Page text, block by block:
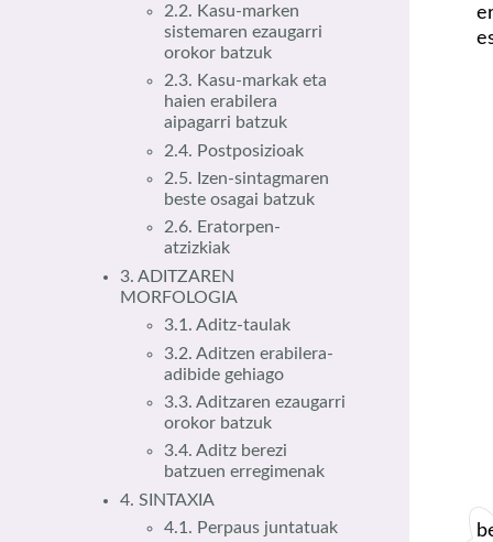
2.2. Kasu-marken
sistemaren ezaugarri
orokor batzuk
2.3. Kasu-markak eta
haien erabilera
aipagarri batzuk
2.4. Postposizioak
2.5. Izen-sintagmaren
beste osagai batzuk
2.6. Eratorpen-
atzizkiak
3. ADITZAREN
MORFOLOGIA
3.1. Aditz-taulak
3.2. Aditzen erabilera-
adibide gehiago
3.3. Aditzaren ezaugarri
orokor batzuk
3.4. Aditz berezi
batzuen erregimenak
4. SINTAXIA
4.1. Perpaus juntatuak